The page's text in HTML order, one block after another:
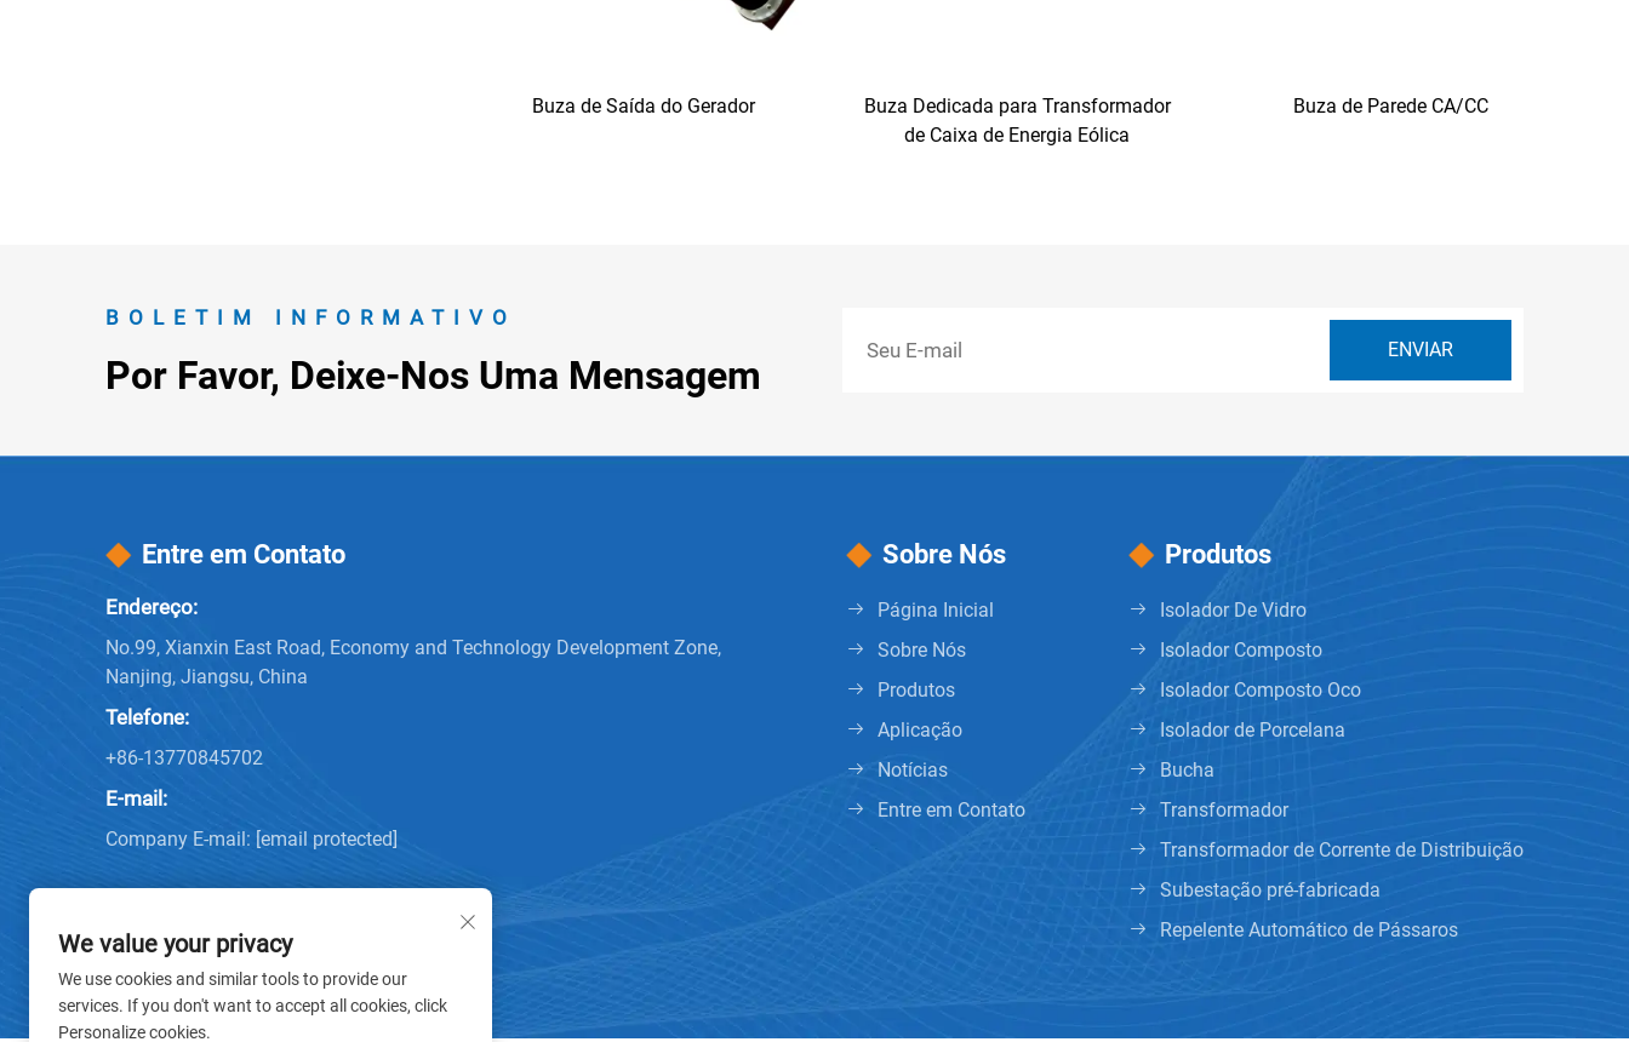
Buza de Saída do Gerador
Buza Dedicada para Transformador
de Caixa de Energia Eólica
Buza de Parede CA/CC
BOLETIM INFORMATIVO
Por Favor, Deixe-Nos Uma Mensagem
Entre em Contato
Endereço:
No.99, Xianxin East Road, Economy and Technology Development Zone,
Nanjing, Jiangsu, China
Telefone:
+86-13770845702
E-mail:
Company E-mail: [email protected]
Sobre Nós
Página Inicial
Sobre Nós
Produtos
Aplicação
Notícias
Entre em Contato
Produtos
Isolador De Vidro
Isolador Composto
Isolador Composto Oco
Isolador de Porcelana
Bucha
Transformador
Transformador de Corrente de Distribuição
Subestação pré-fabricada
Repelente Automático de Pássaros
We value your privacy
We use cookies and similar tools to provide our
services. If you don't want to accept all cookies, click
Personalize cookies.